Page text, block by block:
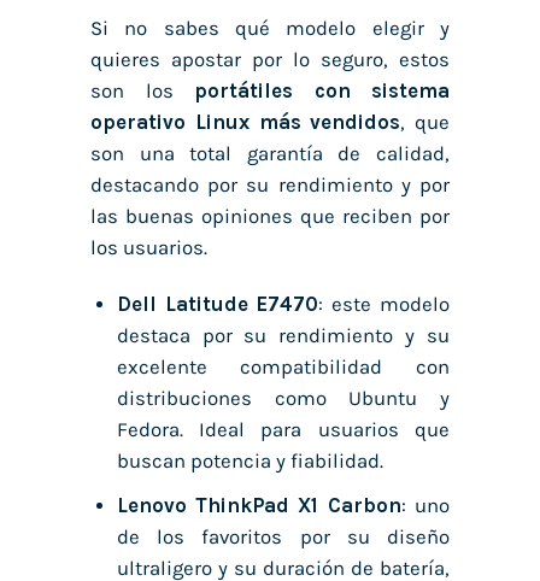
Si no sabes qué modelo elegir y
quieres apostar por lo seguro, estos
son los
portátiles con sistema
operativo Linux más vendidos, que
son una total garantía de calidad,
destacando por su rendimiento y por
las buenas opiniones que reciben por
los usuarios.
Dell Latitude E7470: este modelo
destaca por su rendimiento y su
excelente compatibilidad con
distribuciones como Ubuntu y
Fedora. Ideal para usuarios que
buscan potencia y fiabilidad.
Lenovo ThinkPad X1 Carbon: uno
de los favoritos por su diseño
ultraligero y su duración de batería,